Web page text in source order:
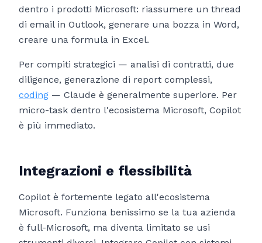
dentro i prodotti Microsoft: riassumere un thread
di email in Outlook, generare una bozza in Word,
creare una formula in Excel.
Per compiti strategici — analisi di contratti, due
diligence, generazione di report complessi,
coding — Claude è generalmente superiore. Per
micro-task dentro l'ecosistema Microsoft, Copilot
è più immediato.
Integrazioni e flessibilità
Copilot è fortemente legato all'ecosistema
Microsoft. Funziona benissimo se la tua azienda
è full-Microsoft, ma diventa limitato se usi